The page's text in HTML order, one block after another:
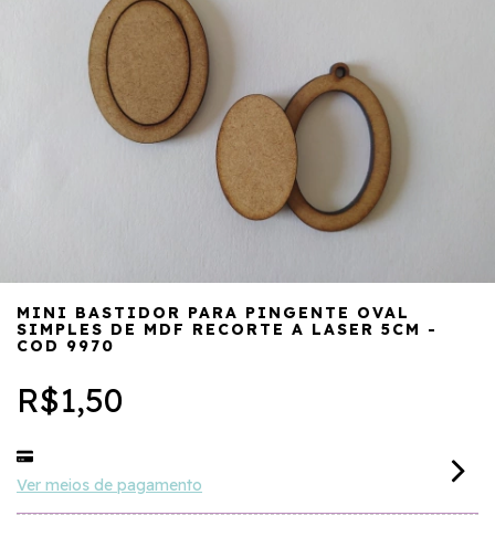
MINI BASTIDOR PARA PINGENTE OVAL
SIMPLES DE MDF RECORTE A LASER 5CM -
COD 9970
R$1,50
Ver meios de pagamento